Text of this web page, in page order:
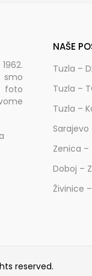
smo
foto
NAŠE
Tuzla –
Tuzla –
Tuzla –
Sarajevo
Zenica –
Doboj –
Živinice
reserved.